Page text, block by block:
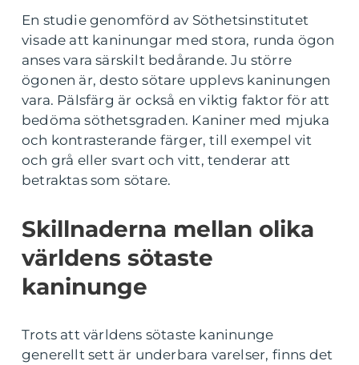
En studie genomförd av Söthetsinstitutet
visade att kaninungar med stora, runda ögon
anses vara särskilt bedårande. Ju större
ögonen är, desto sötare upplevs kaninungen
vara. Pälsfärg är också en viktig faktor för att
bedöma söthetsgraden. Kaniner med mjuka
och kontrasterande färger, till exempel vit
och grå eller svart och vitt, tenderar att
betraktas som sötare.
Skillnaderna mellan olika
världens sötaste
kaninunge
Trots att världens sötaste kaninunge
generellt sett är underbara varelser, finns det